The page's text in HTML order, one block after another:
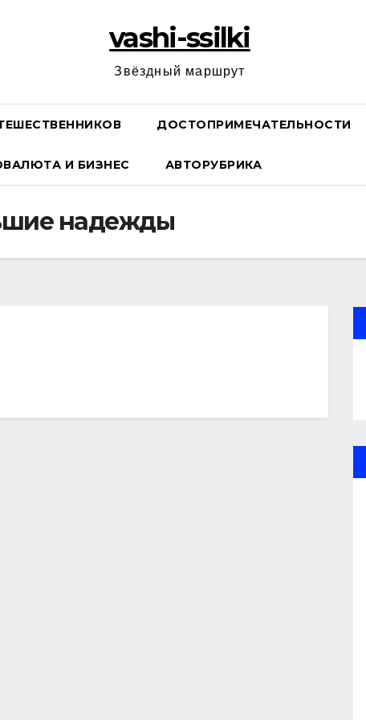
vashi-ssilki
Звёздный маршрут
ДОСТОПРИМЕЧАТЕЛЬНОСТИ
И БИЗНЕС АВТОРУБРИКА
надежды